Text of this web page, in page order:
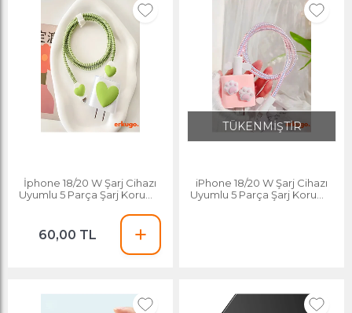
İphone 18/20 W Şarj Cihazı
Uyumlu 5 Parça Şarj Koruma
60,00 TL
TÜKENMİŞTİR
iPhone 18/20 W Şarj Cihazı
Uyumlu 5 Parça Şarj Koruma